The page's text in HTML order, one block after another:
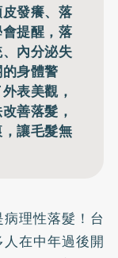
發癢、落
提醒，落
內分泌失
身體警
表美觀，
善落髮，
讓毛髮無
理性落髮！台
在中年過後開